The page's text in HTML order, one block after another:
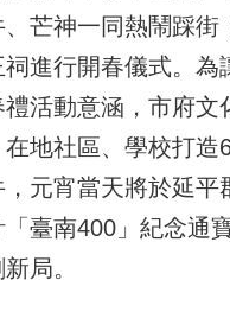
、芒神一同熱鬧踩街
祠進行開春儀式。為
活動意涵，市府文
地社區、學校打造
元宵當天將於延平
臺南400」紀念通
局。